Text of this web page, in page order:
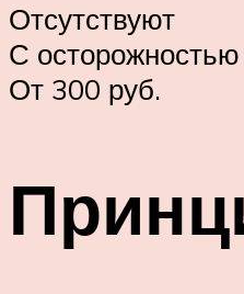
Отсутствуют
С осторожностью
От 300 руб.